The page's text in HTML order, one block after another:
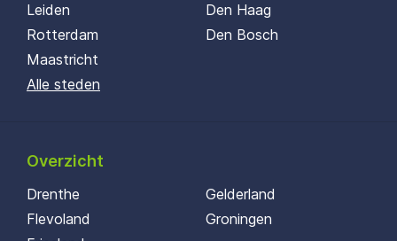
Leiden
Rotterdam
Maastricht
Den Haag
Den Bosch
Alle steden
Overzicht
Drenthe
Flevoland
Gelderland
Groningen